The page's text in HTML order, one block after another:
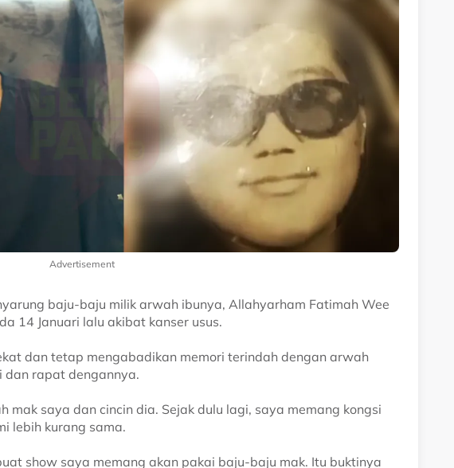
Advertisement
baju-baju milik arwah ibunya, Allahyarham Fatimah Wee
14 Januari lalu akibat kanser usus.
dan tetap mengabadikan memori terindah dengan arwah
dan rapat dengannya.
mak saya dan cincin dia. Sejak dulu lagi, saya memang kongsi
lebih kurang sama.
show saya memang akan pakai baju-baju mak. Itu buktinya